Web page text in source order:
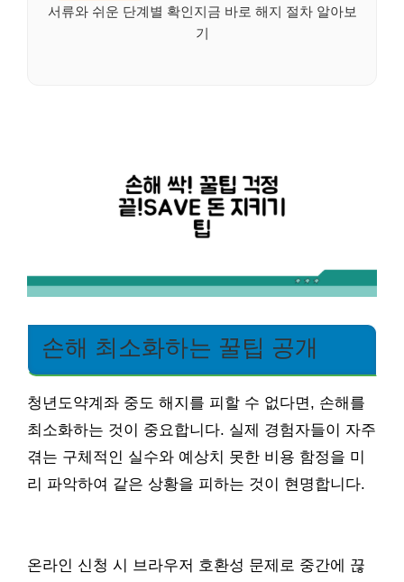
서류와 쉬운 단계별 확인지금 바로 해지 절차 알아보
기
손해 최소화하는 꿀팁 공개
청년도약계좌 중도 해지를 피할 수 없다면, 손해를
최소화하는 것이 중요합니다. 실제 경험자들이 자주
겪는 구체적인 실수와 예상치 못한 비용 함정을 미
리 파악하여 같은 상황을 피하는 것이 현명합니다.
온라인 신청 시 브라우저 호환성 문제로 중간에 끊